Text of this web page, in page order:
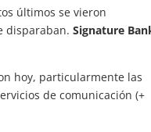
últimos se vieron
disparaban.Signature
hoy, particularmente las
de comunicación (+